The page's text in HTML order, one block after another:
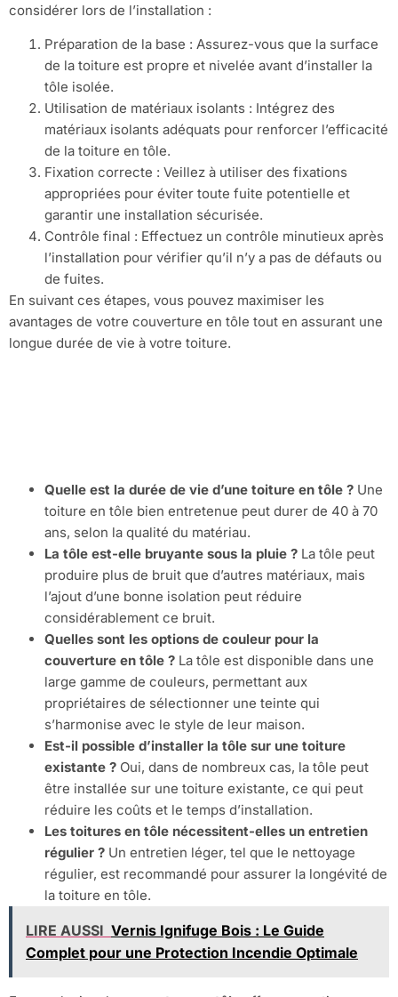
considérer lors de l’installation :
Préparation de la base : Assurez-vous que la surface
de la toiture est propre et nivelée avant d’installer la
tôle isolée.
Utilisation de matériaux isolants : Intégrez des
matériaux isolants adéquats pour renforcer l’efficacité
de la toiture en tôle.
Fixation correcte : Veillez à utiliser des fixations
appropriées pour éviter toute fuite potentielle et
garantir une installation sécurisée.
Contrôle final : Effectuez un contrôle minutieux après
l’installation pour vérifier qu’il n’y a pas de défauts ou
de fuites.
En suivant ces étapes, vous pouvez maximiser les
avantages de votre couverture en tôle tout en assurant une
longue durée de vie à votre toiture.
Quelle est la durée de vie d’une toiture en tôle ? Une
toiture en tôle bien entretenue peut durer de 40 à 70
ans, selon la qualité du matériau.
La tôle est-elle bruyante sous la pluie ? La tôle peut
produire plus de bruit que d’autres matériaux, mais
l’ajout d’une bonne isolation peut réduire
considérablement ce bruit.
Quelles sont les options de couleur pour la
couverture en tôle ? La tôle est disponible dans une
large gamme de couleurs, permettant aux
propriétaires de sélectionner une teinte qui
s’harmonise avec le style de leur maison.
Est-il possible d’installer la tôle sur une toiture
existante ? Oui, dans de nombreux cas, la tôle peut
être installée sur une toiture existante, ce qui peut
réduire les coûts et le temps d’installation.
Les toitures en tôle nécessitent-elles un entretien
régulier ? Un entretien léger, tel que le nettoyage
régulier, est recommandé pour assurer la longévité de
la toiture en tôle.
LIRE AUSSI Vernis Ignifuge Bois : Le Guide
Complet pour une Protection Incendie Optimale